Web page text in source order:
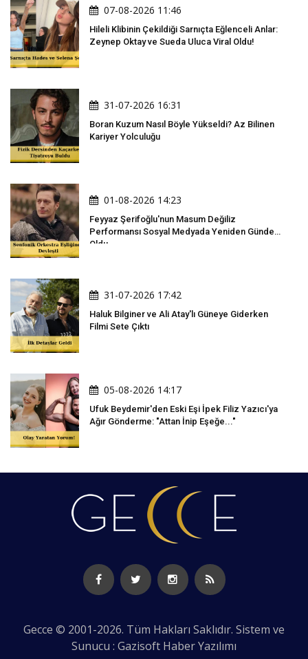
07-08-2026 11:46
Hileli Klibinin Çekildiği Sarnıçta Eğlenceli Anlar:
Zeynep Oktay ve Sueda Uluca Viral Oldu!
31-07-2026 16:31
Boran Kuzum Nasıl Böyle Yükseldi? Az Bilinen
Kariyer Yolculuğu
01-08-2026 14:23
Feyyaz Şerifoğlu'nun Masum Değiliz
Performansı Sosyal Medyada Yeniden Gündem
Oldu
31-07-2026 17:42
Haluk Bilginer ve Ali Atay'lı Güneye Giderken
Filmi Sete Çıktı
05-08-2026 14:17
Ufuk Beydemir'den Eski Eşi İpek Filiz Yazıcı'ya
Ağır Gönderme: "Attan İnip Eşeğe..."
Gecce © 2001-2026. Tüm Hakları Saklıdır. Sistem ve
Sunucu : Gazisoft Haber Yazılımı